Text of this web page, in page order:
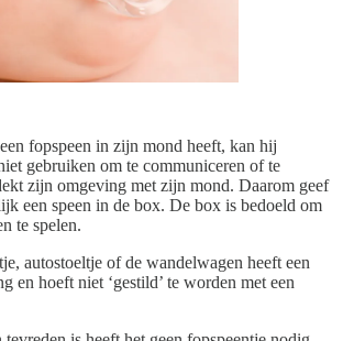
fopspeen in zijn mond heeft, kan hij
gebruiken om te communiceren of te
zijn omgeving met zijn mond. Daarom geef
een speen in de box. De box is bedoeld om
te spelen.
autostoeltje of de wandelwagen heeft een
en hoeft niet ‘gestild’ te worden met een